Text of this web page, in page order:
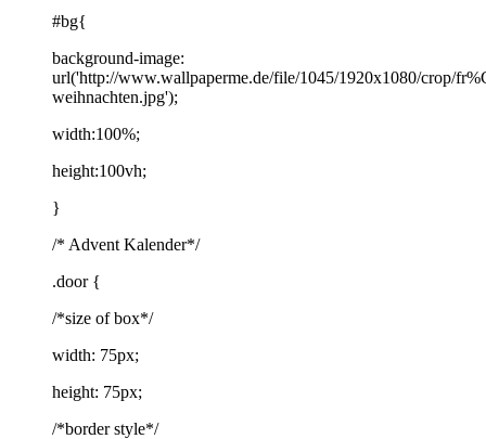
#bg{
background-image:
url('http://www.wallpaperme.de/file/1045/1920x1080/crop/
weihnachten.jpg');
width:100%;
height:100vh;
}
/* Advent Kalender*/
.door {
/*size of box*/
width: 75px;
height: 75px;
/*border style*/